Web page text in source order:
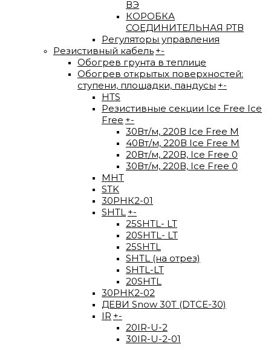
ВЭ
КОРОБКА
СОЕДИНИТЕЛЬНАЯ РТВ
Регуляторы управления
Резистивный кабель +-
Обогрев грунта в теплице
Обогрев открытых поверхностей:
ступени, площадки, пандусы +-
HTS
Резистивные секции Ice Free Ice
Free +-
30Вт/м, 220В Ice Free М
40Вт/м, 220В Ice Free M
20Вт/м, 220В, Ice Free 0
30Вт/м, 220В, Ice Free 0
МНТ
STK
30РНК2-01
SHTL +-
25SHTL- LT
20SHTL- LT
25SHTL
SHTL (на отрез)
SHTL-LT
20SHTL
30РНК2-02
ДЕВИ Snow 30T (DTCE-30)
IR +-
20IR-U-2
30IR-U-2-01